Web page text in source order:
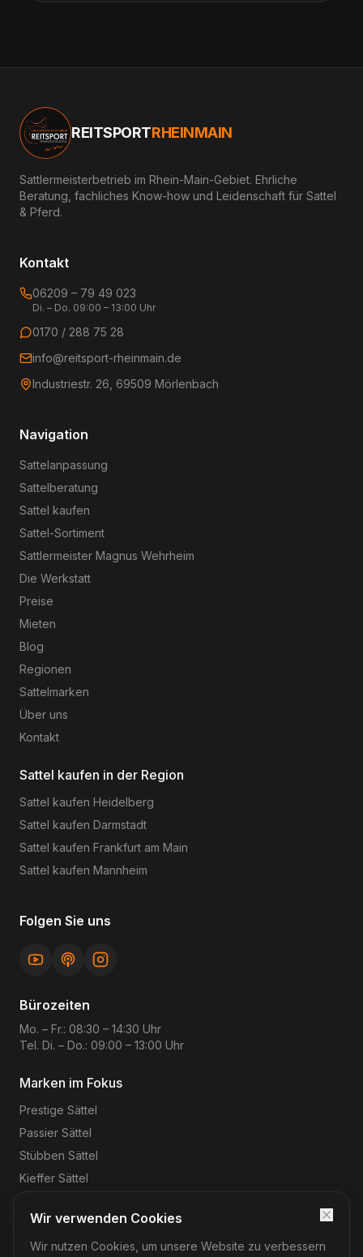
REITSPORTRHEINMAIN
Sattlermeisterbetrieb im Rhein-Main-Gebiet. Ehrliche
Beratung, fachliches Know-how und Leidenschaft für Sattel
& Pferd.
Kontakt
06209 – 79 49 023
Di. – Do. 09:00 – 13:00 Uhr
0170 / 288 75 28
info@reitsport-rheinmain.de
Industriestr. 26, 69509 Mörlenbach
Navigation
Sattelanpassung
Sattelberatung
Sattel kaufen
Sattel-Sortiment
Sattlermeister Magnus Wehrheim
Die Werkstatt
Preise
Mieten
Blog
Regionen
Sattelmarken
Über uns
Kontakt
Sattel kaufen in der Region
Sattel kaufen Heidelberg
Sattel kaufen Darmstadt
Sattel kaufen Frankfurt am Main
Sattel kaufen Mannheim
Folgen Sie uns
Bürozeiten
Mo. – Fr.: 08:30 – 14:30 Uhr
Tel. Di. – Do.: 09:00 – 13:00 Uhr
Marken im Fokus
Prestige Sättel
Passier Sättel
Stübben Sättel
Kieffer Sättel
©2026 Reitsport-Rheinmain – Magnus Wehrheim. Alle
Wir verwenden Cookies
Wir nutzen Cookies, um unsere Website zu verbessern